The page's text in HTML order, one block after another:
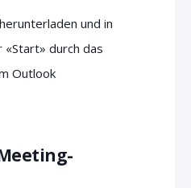
herunterladen und in
durch das
Outlook